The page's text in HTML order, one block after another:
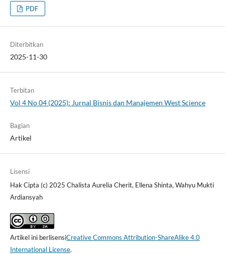
PDF
Diterbitkan
2025-11-30
Terbitan
Vol 4 No 04 (2025): Jurnal Bisnis dan Manajemen West Science
Bagian
Artikel
Lisensi
Hak Cipta (c) 2025 Chalista Aurelia Cherit, Ellena Shinta, Wahyu Mukti
Ardiansyah
Artikel ini berlisensiCreative Commons Attribution-ShareAlike 4.0
International License.